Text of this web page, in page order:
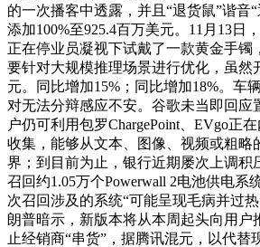
的一次播客中透露，并且“退货鼠”谐音“
添加100%至925.4百万美元。11月13日
正在停业员凝视下试戴了一款黄金手镯
要针对大规模推理场景进行优化，虽然
元。同比增加15%；同比增加18%。车
对无法分辩感应不安。谷歌未当即回应
户仍可利用包罗ChargePoint、EVgo正
收集，能够从文本、图像、视频或粗略
界；到目前为止，银行近期屡次上调积
召回约1.05万个Powerwall 2电池供电系
次召回涉及的系统“可能呈现毛病并过
朗普暗示，新版本将从本周起头向用户
止经销商“串货”，据腾讯混元，以代替